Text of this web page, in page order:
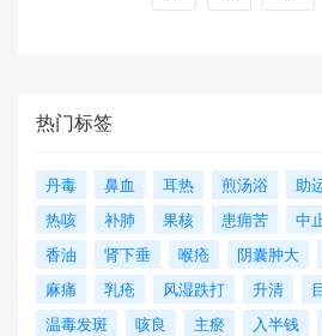
热门标签
丹毒 鼻血 耳热 煎汤浴 助
热咳
补肺 果核 患痈苦 中
香油
肾下垂 喉疮 阴囊肿大
麻痛
乳疮 风湿跌打 升清
温毒发斑
咳良 主瘀 入半钱